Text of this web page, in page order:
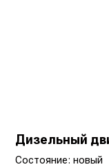
Дизельный
Состояние: новый